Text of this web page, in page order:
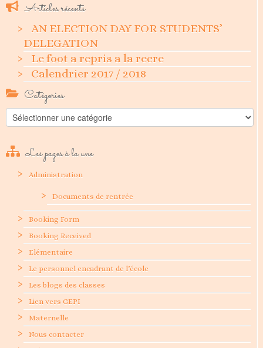
Articles récents
AN ELECTION DAY FOR STUDENTS’
DELEGATION
Le foot a repris a la recre
Calendrier 2017 / 2018
Catégories
Catégories
Les pages à la une
Administration
Documents de rentrée
Booking Form
Booking Received
Elémentaire
Le personnel encadrant de l’école
Les blogs des classes
Lien vers GEPI
Maternelle
Nous contacter